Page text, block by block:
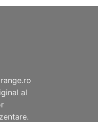
al